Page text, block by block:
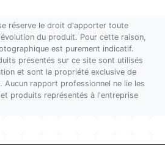
réserve le droit d'apporter toute
du produit. Pour cette raison,
est purement indicatif.
présentés sur ce site sont utilisés
et sont la propriété exclusive de
Aucun rapport professionnel ne lie les
produits représentés à l'entreprise